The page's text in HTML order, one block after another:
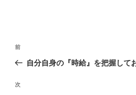
投
ビ
前
の
稿
前
自分自身の『時給』を把握して
次
次